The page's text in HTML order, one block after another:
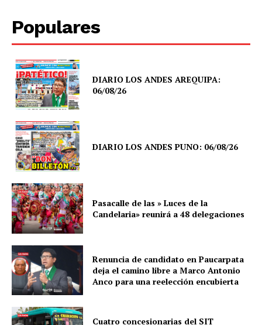
Populares
DIARIO LOS ANDES AREQUIPA:
06/08/26
DIARIO LOS ANDES PUNO: 06/08/26
Pasacalle de las » Luces de la
Candelaria» reunirá a 48 delegaciones
Renuncia de candidato en Paucarpata
deja el camino libre a Marco Antonio
Anco para una reelección encubierta
Cuatro concesionarias del SIT